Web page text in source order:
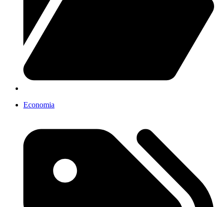
Economia